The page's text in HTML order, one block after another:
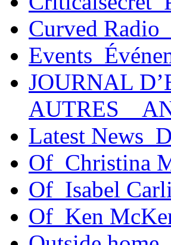
Curved
JOURNAL
AUTRES _
Latest
Of_Christina
Of_Isabel
Of_Ken